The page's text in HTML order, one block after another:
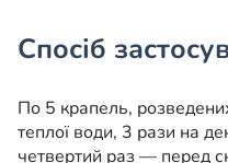
Спосіб
По 5 крапель,
теплої води, 3 рази на
четвертий раз — перед